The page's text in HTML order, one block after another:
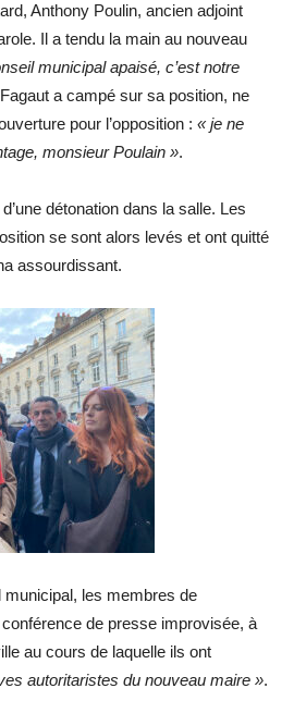
Anthony Poulin, ancien adjoint
Il a tendu la main au nouveau
municipal apaisé, c’est notre
a campé sur sa position, ne
pour l’opposition : « je ne
monsieur Poulain ».
détonation dans la salle. Les
se sont alors levés et ont quitté
assourdissant.
les membres de
conférence de presse improvisée, à
au cours de laquelle ils ont
autoritaristes du nouveau maire ».